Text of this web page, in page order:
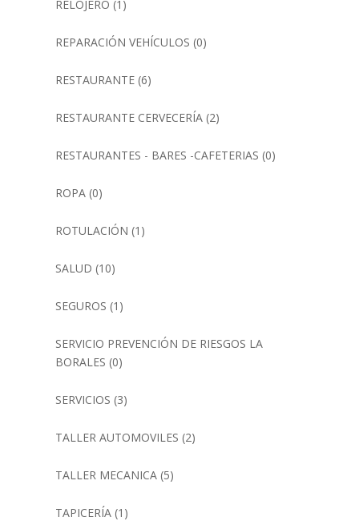
RELOJERO (1)
REPARACIÓN VEHÍCULOS (0)
RESTAURANTE(6)
RESTAURANTE CERVECERÍA(2)
RESTAURANTES - BARES -CAFETERIAS (0)
ROPA(0)
ROTULACIÓN (1)
SALUD (10)
SEGUROS (1)
SERVICIO PREVENCIÓN DE RIESGOS LA
BORALES (0)
SERVICIOS (3)
TALLER AUTOMOVILES (2)
TALLER MECANICA(5)
TAPICERÍA(1)